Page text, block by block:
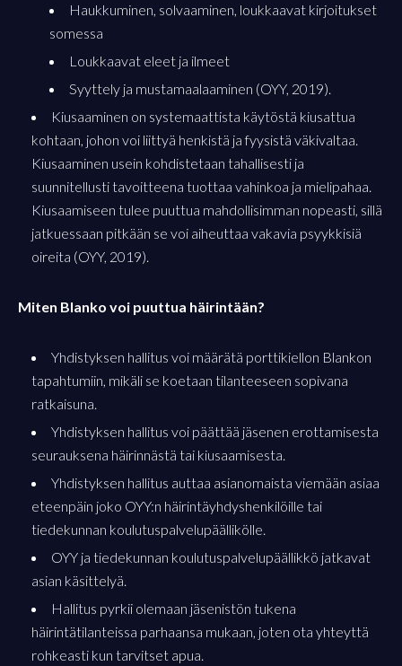
Haukkuminen, solvaaminen, loukkaavat kirjoitukset
somessa
Loukkaavat eleet ja ilmeet
Syyttely ja mustamaalaaminen (OYY, 2019).
Kiusaaminen on systemaattista käytöstä kiusattua
kohtaan, johon voi liittyä henkistä ja fyysistä väkivaltaa.
Kiusaaminen usein kohdistetaan tahallisesti ja
suunnitellusti tavoitteena tuottaa vahinkoa ja mielipahaa.
Kiusaamiseen tulee puuttua mahdollisimman nopeasti, sillä
jatkuessaan pitkään se voi aiheuttaa vakavia psyykkisiä
oireita (OYY, 2019).
Miten Blanko voi puuttua häirintään?
Yhdistyksen hallitus voi määrätä porttikiellon Blankon
tapahtumiin, mikäli se koetaan tilanteeseen sopivana
ratkaisuna.
Yhdistyksen hallitus voi päättää jäsenen erottamisesta
seurauksena häirinnästä tai kiusaamisesta.
Yhdistyksen hallitus auttaa asianomaista viemään asiaa
eteenpäin joko OYY:n häirintäyhdyshenkilöille tai
tiedekunnan koulutuspalvelupäällikölle.
OYY ja tiedekunnan koulutuspalvelupäällikkö jatkavat
asian käsittelyä.
Hallitus pyrkii olemaan jäsenistön tukena
häirintätilanteissa parhaansa mukaan, joten ota yhteyttä
rohkeasti kun tarvitset apua.